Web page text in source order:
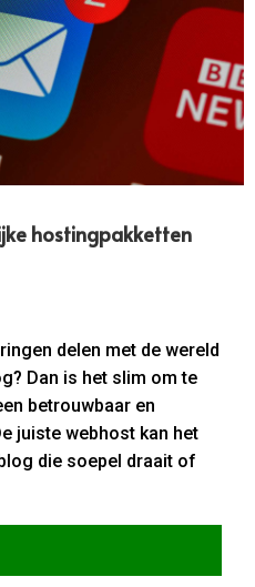
hostingpakketten
delen met de wereld
Dan is het slim om te
betrouwbaar en
juiste webhost kan het
die soepel draait of